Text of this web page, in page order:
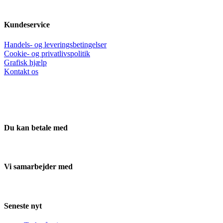
Kundeservice
Handels- og leveringsbetingelser
Cookie- og privatlivspolitik
Grafisk hjælp
Kontakt os
Du kan betale med
Vi samarbejder med
Seneste nyt